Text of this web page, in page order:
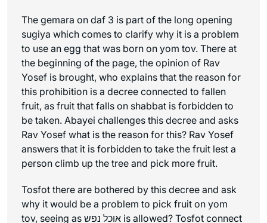
The gemara on daf 3 is part of the long opening
sugiya which comes to clarify why it is a problem
to use an egg that was born on yom tov. There at
the beginning of the page, the opinion of Rav
Yosef is brought, who explains that the reason for
this prohibition is a decree connected to fallen
fruit, as fruit that falls on shabbat is forbidden to
be taken. Abayei challenges this decree and asks
Rav Yosef what is the reason for this? Rav Yosef
answers that it is forbidden to take the fruit lest a
person climb up the tree and pick more fruit.
Tosfot there are bothered by this decree and ask
why it would be a problem to pick fruit on yom
tov, seeing as אוכל נפש is allowed? Tosfot connect